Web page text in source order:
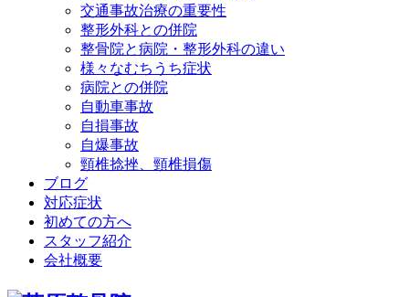
交通事故治療の重要性
整形外科との併院
整骨院と病院・整形外科の違い
様々なむちうち症状
病院との併院
自動車事故
自損事故
自爆事故
頸椎捻挫、頸椎損傷
ブログ
対応症状
初めての方へ
スタッフ紹介
会社概要